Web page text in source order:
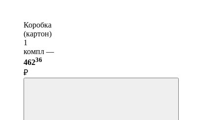
Коробка
(картон)
1
компл —
46236
₽